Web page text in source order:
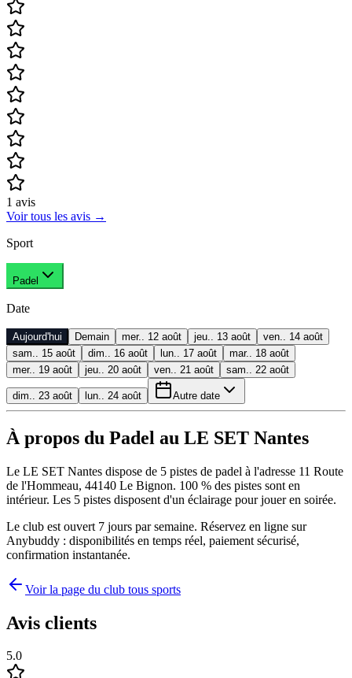
1 avis
Voir tous les avis →
Sport
Padel
Date
Aujourd'hui Demain mer.. 12 août jeu.. 13 août
ven.. 14 août
sam.. 15 août
dim.. 16 août lun.. 17 août
mar.. 18 août
mer.. 19 août
jeu.. 20 août ven.. 21 août sam.. 22 août
dim.. 23 août lun.. 24 août Autre date
À propos du Padel au LE SET Nantes
Le LE SET Nantes dispose de 5 pistes de padel à l'adresse 11 Route
de l'Hommeau, 44140 Le Bignon. 100 % des pistes sont en
intérieur. Les 5 pistes disposent d'un éclairage pour jouer en soirée.
Le club est ouvert 7 jours par semaine. Réservez en ligne sur
Anybuddy : disponibilités en temps réel, paiement sécurisé,
confirmation instantanée.
Voir la page du club tous sports
Avis clients
5.0